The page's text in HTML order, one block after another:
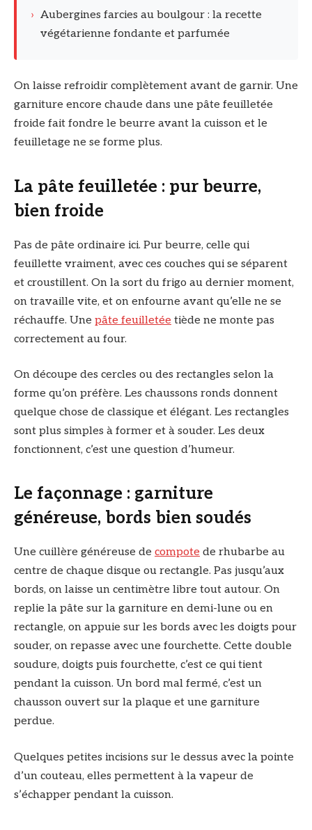
› Aubergines farcies au boulgour : la recette
végétarienne fondante et parfumée
On laisse refroidir complètement avant de garnir. Une
garniture encore chaude dans une pâte feuilletée
froide fait fondre le beurre avant la cuisson et le
feuilletage ne se forme plus.
La pâte feuilletée : pur beurre,
bien froide
Pas de pâte ordinaire ici. Pur beurre, celle qui
feuillette vraiment, avec ces couches qui se séparent
et croustillent. On la sort du frigo au dernier moment,
on travaille vite, et on enfourne avant qu’elle ne se
réchauffe. Une pâte feuilletée tiède ne monte pas
correctement au four.
On découpe des cercles ou des rectangles selon la
forme qu’on préfère. Les chaussons ronds donnent
quelque chose de classique et élégant. Les rectangles
sont plus simples à former et à souder. Les deux
fonctionnent, c’est une question d’humeur.
Le façonnage : garniture
généreuse, bords bien soudés
Une cuillère généreuse de compote de rhubarbe au
centre de chaque disque ou rectangle. Pas jusqu’aux
bords, on laisse un centimètre libre tout autour. On
replie la pâte sur la garniture en demi-lune ou en
rectangle, on appuie sur les bords avec les doigts pour
souder, on repasse avec une fourchette. Cette double
soudure, doigts puis fourchette, c’est ce qui tient
pendant la cuisson. Un bord mal fermé, c’est un
chausson ouvert sur la plaque et une garniture
perdue.
Quelques petites incisions sur le dessus avec la pointe
d’un couteau, elles permettent à la vapeur de
s’échapper pendant la cuisson.